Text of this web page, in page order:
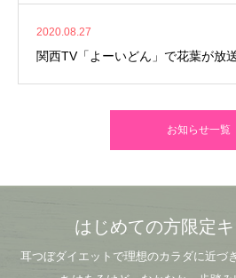
2020.08.27
関西TV「よーいどん」で花葉が放
お知らせ一覧
はじめての方限定
耳つぼダイエットで理想のカラダに近づ